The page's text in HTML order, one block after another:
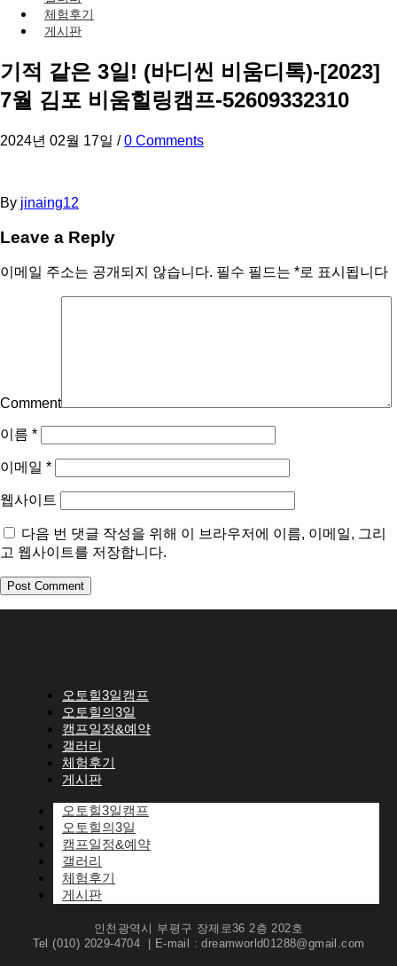
체험후기
게시판
기적 같은 3일! (바디씬 비움디톡)-[2023]
7월 김포 비움힐링캠프-52609332310
2024년 02월 17일 / 0 Comments
By jinaing12
Leave a Reply
이메일 주소는 공개되지 않습니다. 필수 필드는 *로 표시됩니다
Comment
이름 *
이메일 *
웹사이트
다음 번 댓글 작성을 위해 이 브라우저에 이름, 이메일, 그리
고 웹사이트를 저장합니다.
오토힐3일캠프
오토힐의3일
캠프일정&예약
갤러리
체험후기
게시판
오토힐3일캠프
오토힐의3일
캠프일정&예약
갤러리
체험후기
게시판
인천광역시 부평구 장제로36 2층 202호
Tel (010) 2029-4704 | E-mail : dreamworld01288@gmail.com